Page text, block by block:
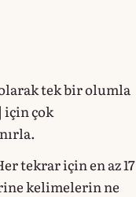
tek bir olumla
çok
tekrar için en az 17
kelimelerin ne